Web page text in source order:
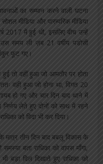
का सम्मान करने वाली घटना
मीडिया और पारम्परिक मीडिया
2017 में हुई थी, इसलिए बीच उन्हें
समय ली ज़ब 21 वर्षीय पडोसी
फूट गए।
तो वहीं हुआ जो आमतौर पर होता
वही हुआ जो होना था, विगत 20
हो गए और चार दिन बाद थाने में
लेते हुए दोनों को साथ में रहने
को विदा भी कर दिया।
तीन दिन बाद बबलू विकास के
बता राधिका को वापस माँगा,
बड़ा दिल दिखाते हुए राधिका को